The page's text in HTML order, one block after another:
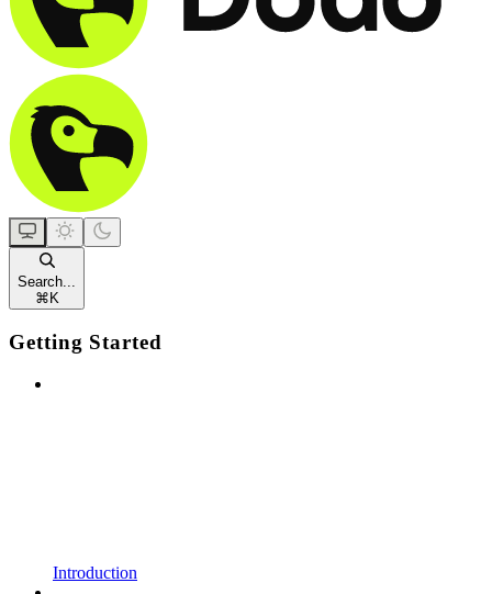
Search...
⌘ K
Getting Started
Introduction